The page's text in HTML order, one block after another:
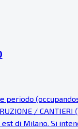
periodo
/
Milano. Si